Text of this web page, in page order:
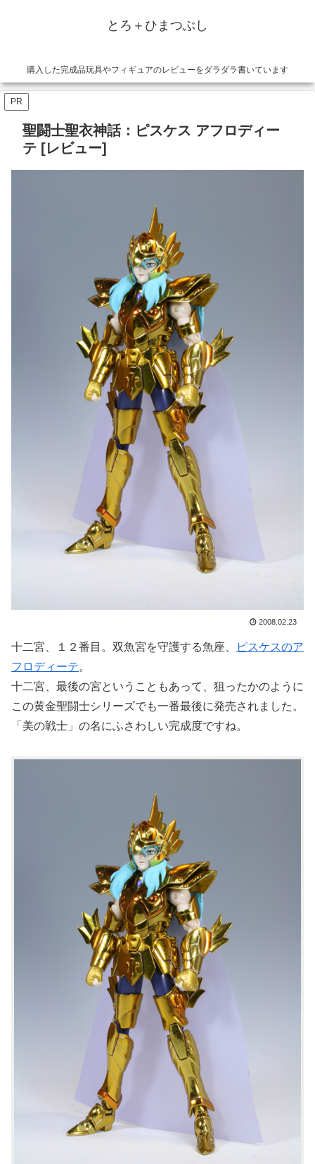
とろ＋ひまつぶし
購入した完成品玩具やフィギュアのレビューをダラダラ書いています
PR
聖闘士聖衣神話：ピスケス アフロディー
テ [レビュー]
2008.02.23
十二宮、１２番目。双魚宮を守護する魚座、
ピスケスのア
フロディーテ。
十二宮、最後の宮ということもあって、狙ったかのように
この黄金聖闘士シリーズでも一番最後に発売されました。
「美の戦士」の名にふさわしい完成度ですね。